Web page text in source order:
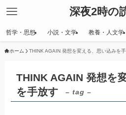
深夜2時の
哲学・思想 小説・文学 教養・人文学
ホーム THINK AGAIN 発想を変える、思い込みを
THINK AGAIN 発想を
を手放す
– tag –